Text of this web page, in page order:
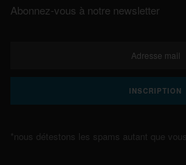
Abonnez-vous à notre newsletter
*nous détestons les spams autant que vous